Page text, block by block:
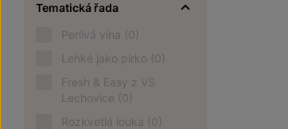
Tematická řada
Perlivá vína (0)
Lehké jako pírko (0)
Fresh & Easy z VS
Lechovice (0)
Rozkvetlá louka (0)